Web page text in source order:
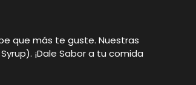
que más te guste. Nuestras
¡Dale Sabor a tu comida